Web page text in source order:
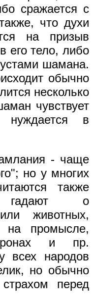
сражается с
что духи
на призыв
его тело, либо
устами шамана.
обычно
несколько
чувствует
нуждается в
- чаще
но у многих
также
гадают о
животных,
на промысле,
и пр.
всех народов
но обычно
перед